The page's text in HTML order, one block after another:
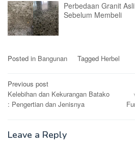
Perbedaan Granit
Sebelum Membeli
Posted in Bangunan Tagged Herbel
Post
navigation
Previous post
Kelebihan dan Kekurangan Batako
: Pengertian dan Jenisnya
Leave a Reply